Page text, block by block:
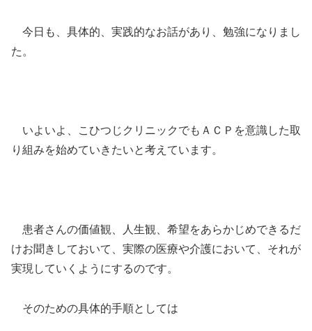
今日も、具体的、実践的なお話があり、勉強になりまし
た。
いよいよ、こひつじクリニックでもＡＣＰを意識した取
り組みを始めていきたいと考えています。
患者さんの価値観、人生観、希望をあらかじめできるだ
けお聞きしておいて、実際の医療や介護において、それが
実現していくようにするのです。
そのための具体的手順としては